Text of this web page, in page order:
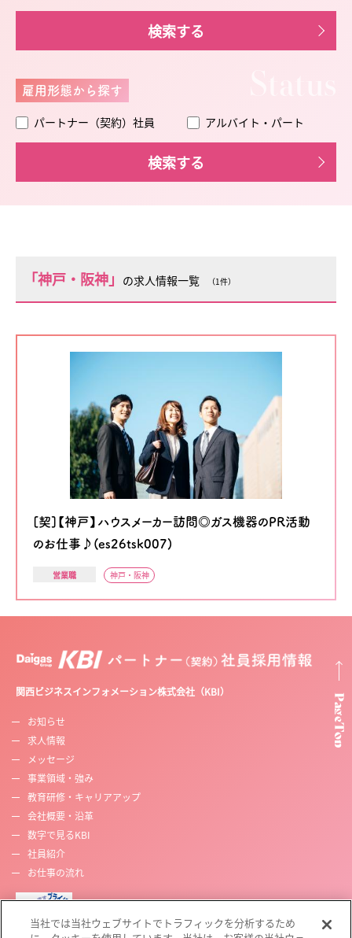
検索する
雇用形態から探す
パートナー（契約）社員 アルバイト・パート
検索する
「神戸・阪神」 の求人情報一覧 （1件）
[契]【神戸】ハウスメーカー訪問◎ガス機器のPR活動
のお仕事♪(es26tsk007)
営業職 神戸・阪神
関西ビジネスインフォメーション株式会社（KBI）
お知らせ
求人情報
メッセージ
事業領域・強み
教育研修・キャリアアップ
会社概要・沿革
数字で見るKBI
社員紹介
お仕事の流れ
当社では当社ウェブサイトでトラフィックを分析するため